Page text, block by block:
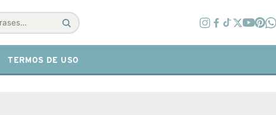
TERMOS DE USO